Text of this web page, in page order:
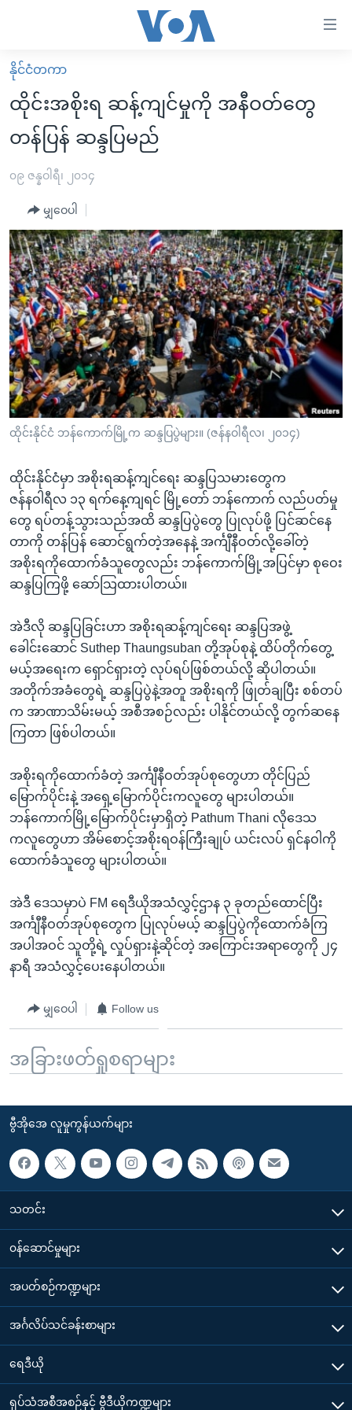
လွယ်ကူ
စေ
သည့်
များ
အကြောင်းအရာ
သို့
ကျော်
ကြည့်
ရန်
ပင်မ
အ
ညွန်း
စာမျက်နှာ
သို့
ကျော်
ရန်
ရှာဖွေ
ရန်
နေရာ
သို့
ကျော်
မူလစာမျက်နှာ
မြန်မာ
ကမ္ဘာ့သတင်းများ
နိုင်ငံတကာ
အစ္စရေး-ပါလက်စတိုင်း
ရပ်ဝန်းတခု လမ်းတခု အလွန်
အင်္ဂလိပ်စာလေ့လာမယ်
အမေရိကန်သုံးအီဒီယံ
မကြေးမုံရဲ့ အင်္ဂလိပ်စာ
ရုပ်ရှင်ထဲက အင်္ဂလိပ်စာ
သုတပဒေသာ အင်္ဂလိပ်စာ
အပတ်စဉ်ကဏ္ဍများ
ရေဒီယို
တီဗွီ
ရေဒီယိုနှင့်ရုပ်သံ အချက်အလက်များ
ရေဒီယို/တီဗွီအစီအစဉ်
Learning English
ဗွီအိုအေ လူမှုကွန်ယက်များ
ဘာသာစကားများ
နိုင်ငံတကာ
ထိုင်းအစိုးရ ဆန့်ကျင်မှုကို အနီဝတ်တွေ
တန်ပြန် ဆန္ဒပြမည်
၀၉ ဇန္နဝါရီ၊ ၂၀၁၄
မျှဝေပါ
ထိုင်းနိုင်ငံ ဘန်ကောက်မြို့က ဆန္ဒပြပွဲများ။ (ဇန်နဝါရီလ၊ ၂၀၁၄)
ထိုင်းနိုင်ငံမှာ အစိုးရဆန့်ကျင်ရေး ဆန္ဒပြသမားတွေက
ဇန်နဝါရီလ ၁၃ ရက်နေ့ကျရင် မြို့တော် ဘန်ကောက် လည်ပတ်မှု
တွေ ရပ်တန့်သွားသည်အထိ ဆန္ဒပြပွဲတွေ ပြုလုပ်ဖို့ ပြင်ဆင်နေ
တာကို တန်ပြန် ဆောင်ရွက်တဲ့အနေနဲ့ အင်္ကျီနီဝတ်လို့ခေါ်တဲ့
အစိုးရကိုထောက်ခံသူတွေလည်း ဘန်ကောက်မြို့အပြင်မှာ စုဝေး
ဆန္ဒပြကြဖို့ ဆော်သြထားပါတယ်။
အဲဒီလို ဆန္ဒပြခြင်းဟာ အစိုးရဆန့်ကျင်ရေး ဆန္ဒပြအဖွဲ့
ခေါင်းဆောင် Suthep Thaungsuban တို့အုပ်စုနဲ့ ထိပ်တိုက်တွေ့
မယ့်အရေးက ရှောင်ရှားတဲ့ လုပ်ရပ်ဖြစ်တယ်လို့ ဆိုပါတယ်။
အတိုက်အခံတွေရဲ့ ဆန္ဒပြပွဲနဲ့အတူ အစိုးရကို ဖြုတ်ချပြီး စစ်တပ်
က အာဏာသိမ်းမယ့် အစီအစဉ်လည်း ပါနိုင်တယ်လို့ တွက်ဆနေ
ကြတာ ဖြစ်ပါတယ်။
အစိုးရကိုထောက်ခံတဲ့ အင်္ကျီနီဝတ်အုပ်စုတွေဟာ တိုင်ပြည်
မြောက်ပိုင်းနဲ့ အရှေ့မြောက်ပိုင်းကလူတွေ များပါတယ်။
ဘန်ကောက်မြို့မြောက်ပိုင်းမှာရှိတဲ့ Pathum Thani လိုဒေသ
ကလူတွေဟာ အိမ်စောင့်အစိုးရဝန်ကြီးချုပ် ယင်းလပ် ရှင်နဝါကို
ထောက်ခံသူတွေ များပါတယ်။
အဲဒီ ဒေသမှာပဲ FM ရေဒီယိုအသံလွှင့်ဌာန ၃ ခုတည်ထောင်ပြီး
အင်္ကျီနီဝတ်အုပ်စုတွေက ပြုလုပ်မယ့် ဆန္ဒပြပွဲကိုထောက်ခံကြ
အပါအဝင် သူတို့ရဲ့ လှုပ်ရှားနဲ့ဆိုင်တဲ့ အကြောင်းအရာတွေကို ၂၄
နာရီ အသံလွှင့်ပေးနေပါတယ်။
မျှဝေပါ Follow us
အခြားဖတ်ရှုစရာများ
ဗွီအိုအေ လူမှုကွန်ယက်များ
သတင်း
၀န်ဆောင်မှုများ
အပတ်စဉ်ကဏ္ဍများ
အင်္ဂလိပ်သင်ခန်းစာများ
ရေဒီယို
ရုပ်သံအစီအစဉ်နှင့် ဗွီဒီယိုကဏ္ဍများ